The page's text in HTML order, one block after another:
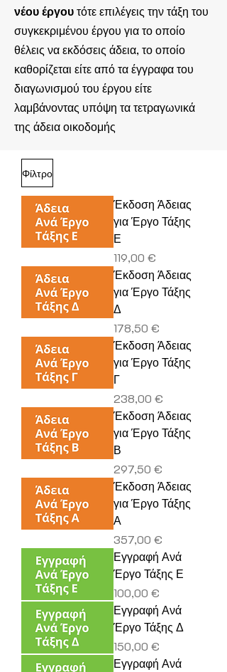
νέου έργουτότε επιλέγεις την τάξη του
συγκεκριμένου έργου για το οποίο
θέλεις να εκδόσεις άδεια, το οποίο
καθορίζεται είτε από τα έγγραφα του
διαγωνισμού του έργου είτε
λαμβάνοντας υπόψη τα τετραγωνικά
της άδεια οικοδομής
Φίλτρο
Έκδοση Άδειας
για Έργο Τάξης
Ε
Τιμή
119,00 €
Έκδοση Άδειας
για Έργο Τάξης
Δ
Τιμή
178,50 €
Έκδοση Άδειας
για Έργο Τάξης
Γ
Τιμή
238,00 €
Έκδοση Άδειας
για Έργο Τάξης
Β
Τιμή
297,50 €
Έκδοση Άδειας
για Έργο Τάξης
Α
Τιμή
357,00 €
Εγγραφή Ανά
Έργο Τάξης Ε
Τιμή
100,00 €
Εγγραφή Ανά
Έργο Τάξης Δ
Τιμή
150,00 €
Εγγραφή Ανά